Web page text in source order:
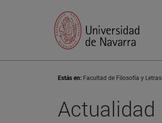
Estás en: Facultad de Filosofía y Letras
Actualidad